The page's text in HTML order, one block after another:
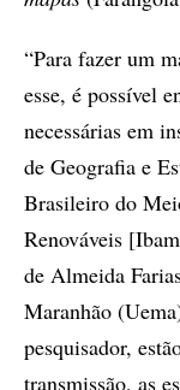
“Para fazer um
esse, é possível
necessárias em
de Geografia e
Brasileiro do
Renováveis
de Almeida
Maranhão
pesquisador,
transmissão, as